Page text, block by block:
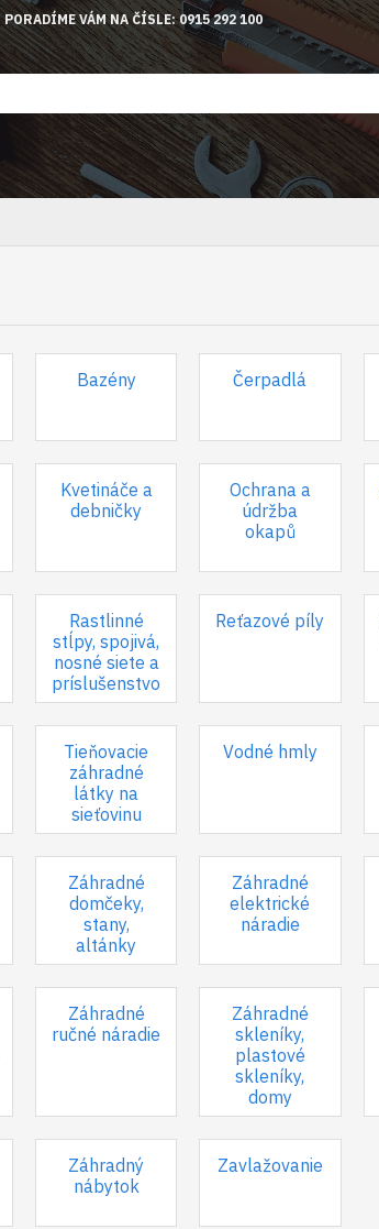
PORADÍME VÁM NA ČÍSLE: 0915 292 100
Bazény Čerpadlá
Kvetináče a
debničky
Ochrana a
údržba
okapů
Rastlinné
stĺpy, spojivá,
nosné siete a
príslušenstvo
Reťazové píly
Tieňovacie
záhradné
látky na
sieťovinu
Vodné hmly
Záhradné
domčeky,
stany,
altánky
Záhradné
elektrické
náradie
Záhradné
ručné náradie
Záhradné
skleníky,
plastové
skleníky,
domy
Záhradný
nábytok
Zavlažovanie